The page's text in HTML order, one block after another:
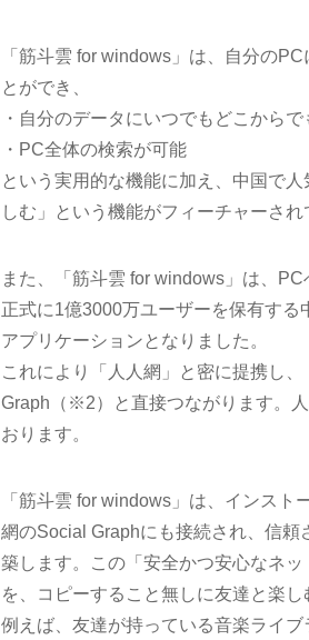
「筋斗雲 for windows」は、自分の
とができ、
・自分のデータにいつでもどこからで
・PC全体の検索が可能
という実用的な機能に加え、中国で
しむ」という機能がフィーチャーされ
また、「筋斗雲 for windows」は、
正式に1億3000万ユーザーを保有す
アプリケーションとなりました。
これにより「人人網」と密に提携し
Graph（※2）と直接つながります。
おります。
「筋斗雲 for windows」は、インス
網のSocial Graphにも接続され、信
築します。この「安全かつ安心なネ
を、コピーすること無しに友達と楽し
例えば、友達が持っている音楽ライ